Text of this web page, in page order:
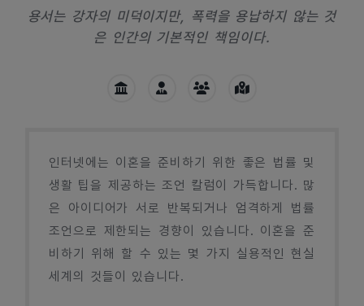
용서는 강자의 미덕이지만, 폭력을 용납하지 않는 것
은 인간의 기본적인 책임이다.
인터넷에는 이혼을 준비하기 위한 좋은 법률 및
생활 팁을 제공하는 조언 칼럼이 가득합니다. 많
은 아이디어가 서로 반복되거나 엄격하게 법률
조언으로 제한되는 경향이 있습니다. 이혼을 준
비하기 위해 할 수 있는 몇 가지 실용적인 현실
세계의 것들이 있습니다.